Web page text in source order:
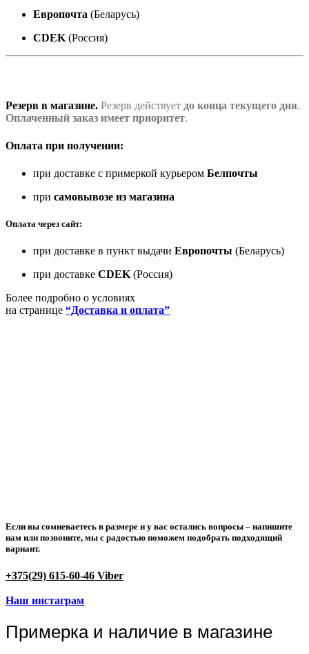
Европочта (Беларусь)
CDEK (Россия)
Резерв в магазине. Резерв действует до конца текущего дня.
Оплаченный заказ имеет приоритет.
Оплата при получении:
при доставке с примеркой курьером Белпочты
при самовывозе из магазина
Оплата через сайт:
при доставке в пункт выдачи Европочты (Беларусь)
при доставке CDEK (Россия)
Более подробно о условиях
на странице “Доставка и оплата”
Если вы сомневаетесь в размере и у вас остались вопросы – напишите
нам или позвоните, мы с радостью поможем подобрать подходящий
вариант.
+375(29) 615-60-46 Viber
Наш инстаграм
Примерка и наличие в магазине